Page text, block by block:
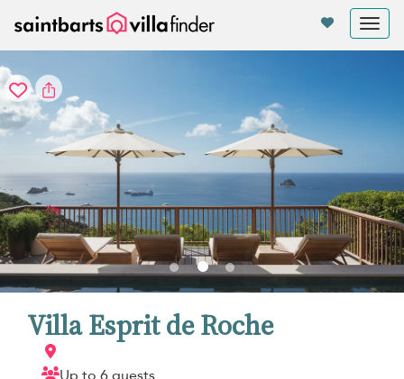
Villa Esprit de Roche
Panel de gestión de cookies